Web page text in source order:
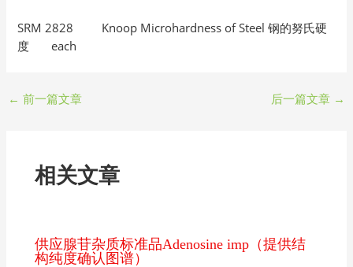
SRM 2828 Knoop Microhardness of Steel 钢的努氏硬
度 each
← 前一篇文章 后一篇文章 →
相关文章
供应腺苷杂质标准品Adenosine imp（提供结
构纯度确认图谱）